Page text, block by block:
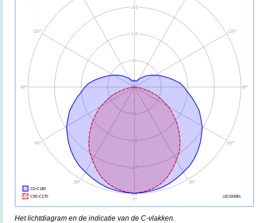
Het lichtdiagram en de indicatie van de C-vlakken.